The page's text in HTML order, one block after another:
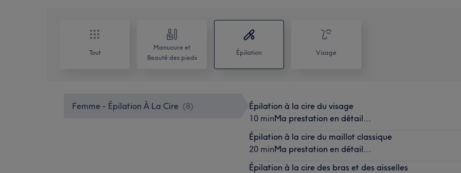
Tout
Manucure et
Beauté des pieds
Épilation Visage
Femme - Épilation À La Cire (8)
Épilation à la cire du visage
10 minMa prestation en détail...
Épilation à la cire du maillot classique
20 minMa prestation en détail...
Épilation à la cire des bras et des aisselles